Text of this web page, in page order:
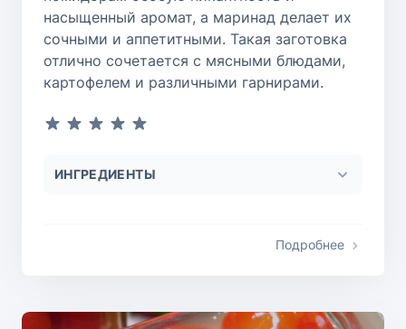
насыщенный аромат, а маринад делает их
сочными и аппетитными. Такая заготовка
отлично сочетается с мясными блюдами,
картофелем и различными гарнирами.
ИНГРЕДИЕНТЫ
Подробнее